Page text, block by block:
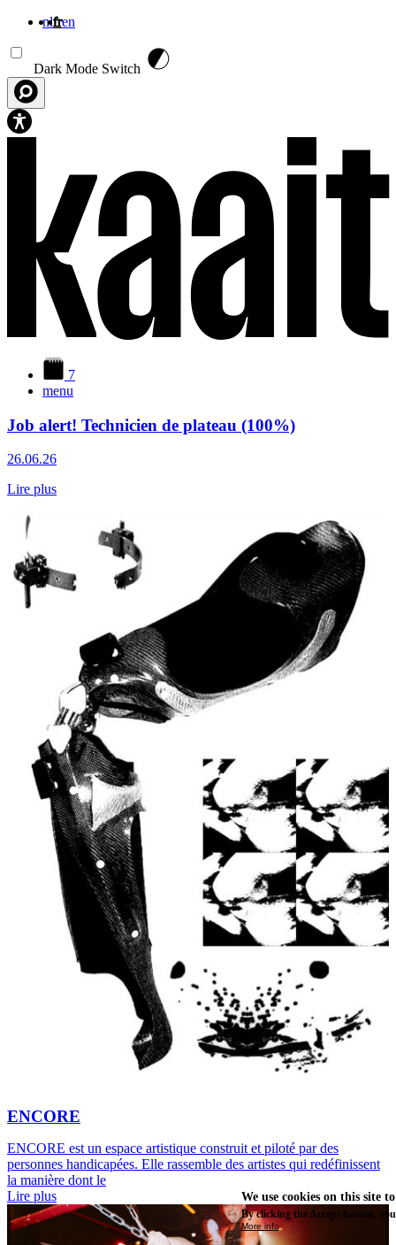
nlfren
Dark Mode Switch
7
menu
Job alert! Technicien de plateau (100%)
26.06.26
Lire plus
ENCORE
ENCORE est un espace artistique construit et piloté par des
personnes handicapées. Elle rassemble des artistes qui redéfinissent
la manière dont le
Lire plus
We use cookies on this site
By clicking the Accept button,
More info